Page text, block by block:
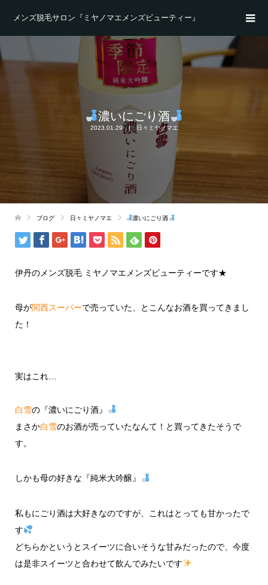
メンズ脱毛サロン『ミヤノマエメンズビューティー』
濃いにごり酒
2023.01.29 日々ミヤノマエ
ブログ 日々ミヤノマエ 濃いにごり酒
伊丹のメンズ脱毛 ミヤノマエメンズビューティーです★
母が関西スーパーで売っていた、とこんなお酒を買ってきまし
た！
実はこれ…
白雪の『濃いにごり酒』
まさか白雪のお酒が売っていたなんて！と買ってきたそうで
す。
しかも母の好きな『純米大吟醸』
私もにごり酒は大好きなのですが、これはとっても甘かったで
す
どちらかというとスイーツに合いそうな甘みだったので、今度
は是非スイーツと合わせて飲んでみたいです